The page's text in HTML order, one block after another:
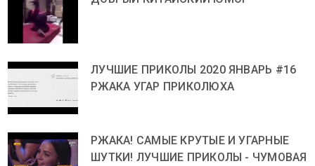
ЛУЧШИЕ ПРИКОЛЫ 2020 ЯНВАРЬ #16
РЖАКА УГАР ПРИКОЛЮХА
РЖАКА! САМЫЕ КРУТЫЕ И УГАРНЫЕ
ШУТКИ! ЛУЧШИЕ ПРИКОЛЫ - ЧУМОВАЯ